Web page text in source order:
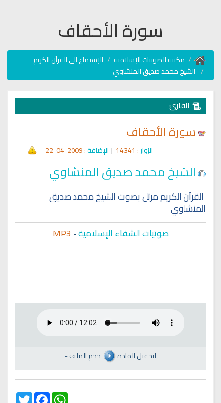
سورة الأحقاف
مكتبة الصوتيات الإسلامية
الإستماع الى القرآن الكريم
الشيخ محمد صديق المنشاوي
القارئ
سورة الأحقاف
الزوار: 14341
| الإضافة: 2009-04-22
الشيخ محمد صديق المنشاوي
القرآن الكريم مرتل بصوت الشيخ محمد صديق
المنشاوي
صوتيات الشفاء الإسلامية-
MP3
- لتحميل المادة حجم الملف
Twitter
FacebookWhatsApp